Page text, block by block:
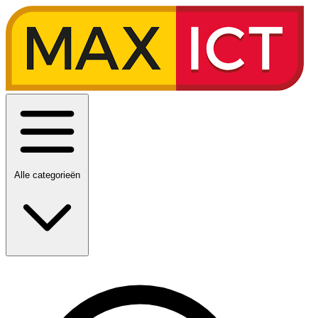
Alle categorieën